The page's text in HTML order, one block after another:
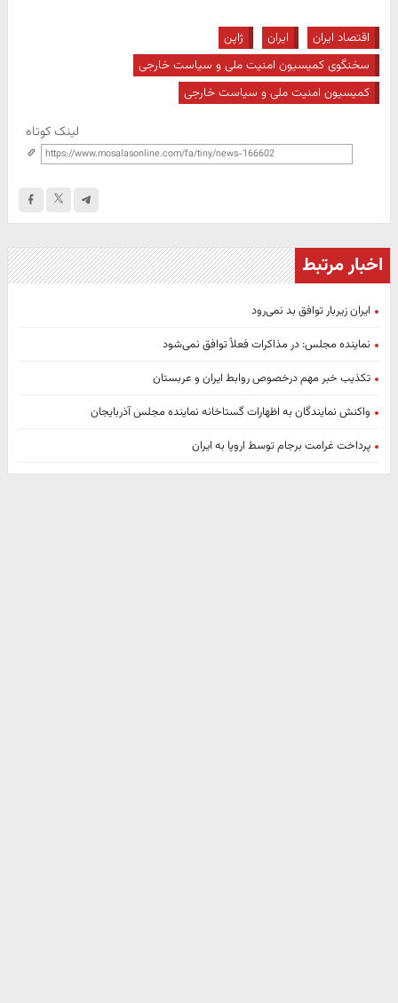
اقتصاد ایران ایران
ژاپن
سخنگوی کمیسیون امنیت ملی و سیاست خارجی
کمیسیون امنیت ملی و سیاست خارجی
لینک کوتاه
اخبار مرتبط
ایران زیربار توافق بد نمی‌رود
نماینده مجلس: در مذاکرات فعلاً توافق نمی‌شود
تکذیب خبر مهم درخصوص روابط ایران و عربستان
واکنش نمایندگان به اظهارات گستاخانه نماینده مجلس آذربایجان
پرداخت غرامت برجام توسط اروپا به ایران